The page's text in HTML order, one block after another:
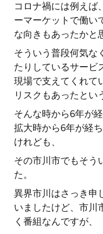
コロナ禍には例えば
ーマーケットで働い
な向きもあったかと
そういう普段何気な
たりしているサービ
現場で支えてくれて
リスクもあったとい
そんな時から6年が
拡大時から6年が経
けれども、
その市川市でもそう
た。
異界市川はさっき申
いましたけど、市川
く番組なんですが、